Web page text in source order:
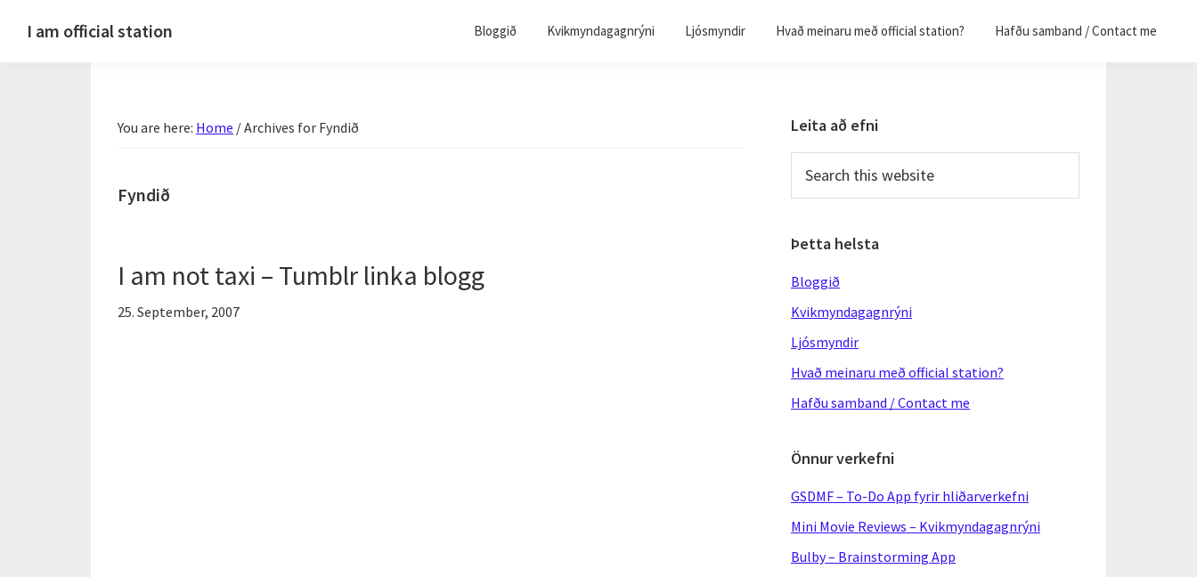
I am official station Bloggið Kvikmyndagagnrýni Ljósmyndir Hvað meinaru með official station? Hafðu samband / Contact me
You are here: Home /Archives for Fyndið
Fyndið
I am not taxi – Tumblr linka blogg
25. September, 2007
Primary
Sidebar
Leita að efni
this
Þetta helsta
Bloggið
Kvikmyndagagnrýni
Ljósmyndir
Hvað meinaru með official station?
Hafðu samband / Contact me
Önnur verkefni
GSDMF – To-Do App fyrir hliðarverkefni
Mini Movie Reviews – Kvikmyndagagnrýni
Bulby – Brainstorming App